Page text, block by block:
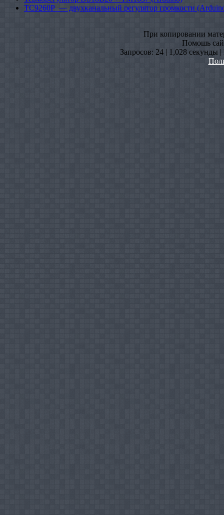
TC9260P — двухканальный регулятор громкости
При копировании
Помошь
Запросов: 24 | 1,028 секунды